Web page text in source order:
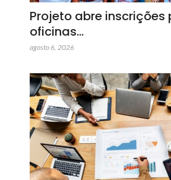
Projeto abre inscrições
oficinas…
agosto 6, 2026